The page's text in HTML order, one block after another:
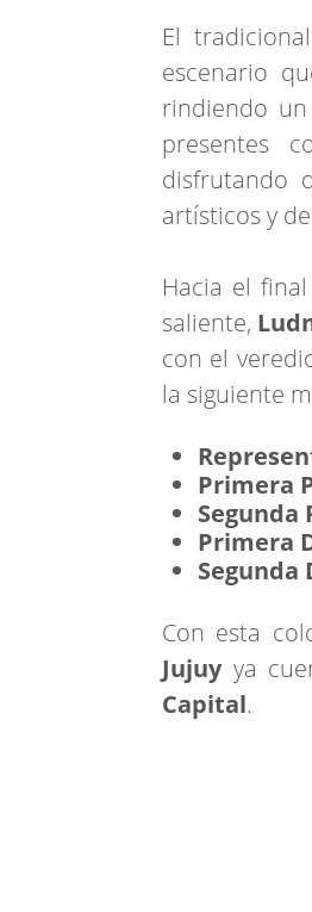
El
escenario
rindiendo
presentes
disfrutando
artísticos y
Hacia el
saliente,
con el
la siguiente
Primera
Segunda
Primera
Segunda
Con esta
Jujuyya
Capital.